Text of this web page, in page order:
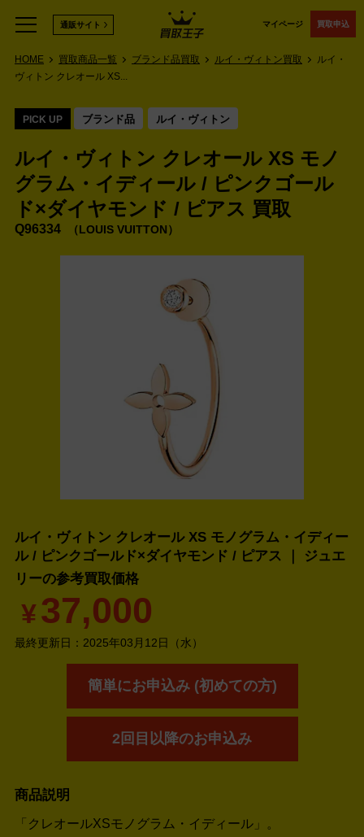
マイページ 買取申込
通販サイト
HOME 買取商品一覧 ブランド品買取 ルイ・ヴィトン買取
ルイ・
ヴィトン クレオール XS...
PICK UP ブランド品 ルイ・ヴィトン
ルイ・ヴィトン クレオール XS モノ
グラム・イディール / ピンクゴール
ド×ダイヤモンド / ピアス 買取
Q96334 LOUIS VUITTON
ルイ・ヴィトン クレオール XS モノグラム・イディー
ル / ピンクゴールド×ダイヤモンド / ピアス ｜ ジュエ
リーの参考買取価格
¥37,000
最終更新日： 2025年03月12日（水）
簡単にお申込み (初めての方)
2回目以降のお申込み
商品説明
「クレオールXSモノグラム・イディール」。